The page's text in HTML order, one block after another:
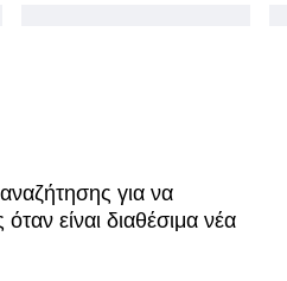
για να
είναι διαθέσιμα νέα